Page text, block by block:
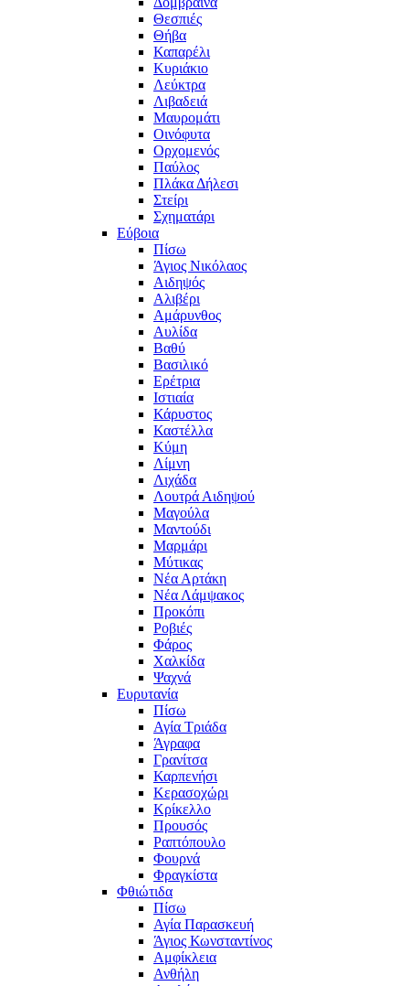
Θεσπιές
Θήβα
Καπαρέλι
Κυριάκιο
Λεύκτρα
Λιβαδειά
Μαυρομάτι
Οινόφυτα
Ορχομενός
Παύλος
Πλάκα Δήλεσι
Στείρι
Σχηματάρι
Εύβοια
Πίσω
Άγιος Νικόλαος
Αιδηψός
Αλιβέρι
Αμάρυνθος
Αυλίδα
Βαθύ
Βασιλικό
Ερέτρια
Ιστιαία
Κάρυστος
Καστέλλα
Κύμη
Λίμνη
Λιχάδα
Λουτρά Αιδηψού
Μαγούλα
Μαντούδι
Μαρμάρι
Μύτικας
Νέα Αρτάκη
Νέα Λάμψακος
Προκόπι
Ροβιές
Φάρος
Χαλκίδα
Ψαχνά
Ευρυτανία
Πίσω
Αγία Τριάδα
Άγραφα
Γρανίτσα
Καρπενήσι
Κερασοχώρι
Κρίκελλο
Προυσός
Ραπτόπουλο
Φουρνά
Φραγκίστα
Φθιώτιδα
Πίσω
Αγία Παρασκευή
Άγιος Κωνσταντίνος
Αμφίκλεια
Ανθήλη